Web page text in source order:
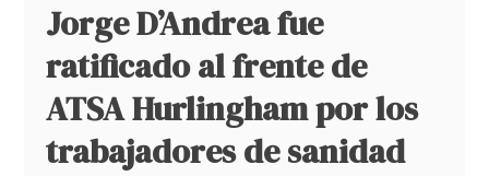
Jorge D’Andrea fue
ratificado al frente de
ATSA Hurlingham por los
trabajadores de sanidad